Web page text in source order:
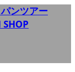
ンツアー